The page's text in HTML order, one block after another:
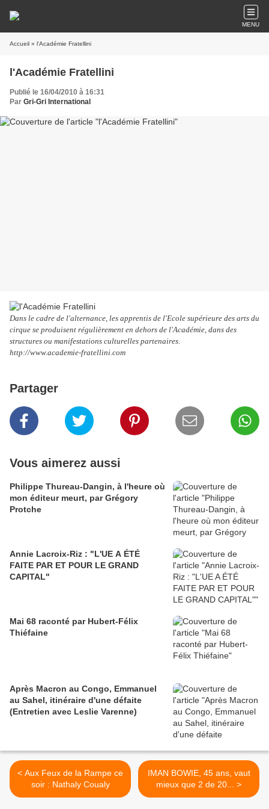
MENU
Accueil » l'Académie Fratellini
l'Académie Fratellini
Publié le 16/04/2010 à 16:31
Par Gri-Gri International
Dans le cadre de l'alternance, les apprentis de l'Ecole supérieure des arts du
cirque se produisent régulièrement en dehors de l'Académie, dans des
structures ou manifestations culturelles partenaires.
http://www.academie-fratellini.com
Partager
Vous aimerez aussi
Philippe Thureau-Dangin, à l'heure où
mon éditeur meurt, par Grégory
Protche
Annie Lacroix-Riz : "L'UE A ÉTÉ
FAITE PAR ET POUR LE GRAND
CAPITAL"
Mai 68 raconté par Hubert-Félix
Thiéfaine
Après Macron au Congo, Emmanuel
au Sahel, itinéraire d'une défaite
(Entretien avec Leslie Varenne)
< Aux Feux de la Rampe ce
soir : Nathaly Coualy
IMAN BOWIE, 45 ans, vaut
mieux que 2 de 20... >